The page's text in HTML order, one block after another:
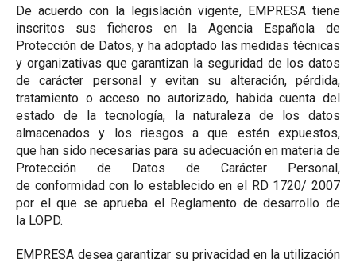
De acuerdo con la legislación vigente, EMPRESA tiene
inscritos sus ficheros en la Agencia Española de
Protección de Datos, y ha adoptado las medidas técnicas
y organizativas que garantizan la seguridad de los datos
de carácter personal y evitan su alteración, pérdida,
tratamiento o acceso no autorizado, habida cuenta del
estado de la tecnología, la naturaleza de los datos
almacenados y los riesgos a que estén expuestos,
que han sido necesarias para su adecuación en materia de
Protección de Datos de Carácter Personal,
de conformidad con lo establecido en el RD 1720/ 2007
por el que se aprueba el Reglamento de desarrollo de
la LOPD.
EMPRESA desea garantizar su privacidad en la utilización